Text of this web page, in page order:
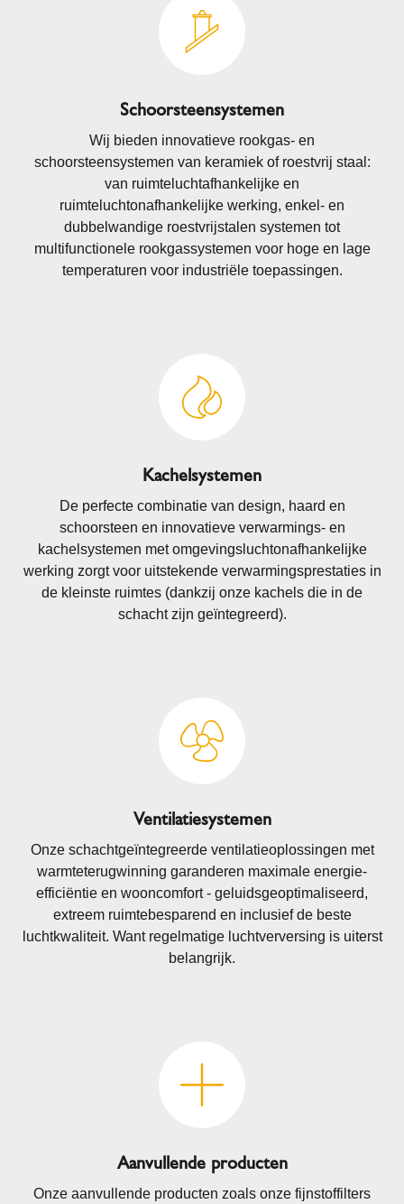
Schoorsteensystemen
Wij bieden innovatieve rookgas- en
schoorsteensystemen van keramiek of roestvrij staal:
van ruimteluchtafhankelijke en
ruimteluchtonafhankelijke werking, enkel- en
dubbelwandige roestvrijstalen systemen tot
multifunctionele rookgassystemen voor hoge en lage
temperaturen voor industriële toepassingen.
Kachelsystemen
De perfecte combinatie van design, haard en
schoorsteen en innovatieve verwarmings- en
kachelsystemen met omgevingsluchtonafhankelijke
werking zorgt voor uitstekende verwarmingsprestaties in
de kleinste ruimtes (dankzij onze kachels die in de
schacht zijn geïntegreerd).
Ventilatiesystemen
Onze schachtgeïntegreerde ventilatieoplossingen met
warmteterugwinning garanderen maximale energie-
efficiëntie en wooncomfort - geluidsgeoptimaliseerd,
extreem ruimtebesparend en inclusief de beste
luchtkwaliteit. Want regelmatige luchtverversing is uiterst
belangrijk.
Aanvullende producten
Onze aanvullende producten zoals onze fijnstoffilters